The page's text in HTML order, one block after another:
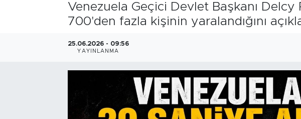
Venezuela Geçici Devlet Başkanı
700'den fazla kişinin yaralandığını
25.06.2026 - 09:56
YAYINLANMA